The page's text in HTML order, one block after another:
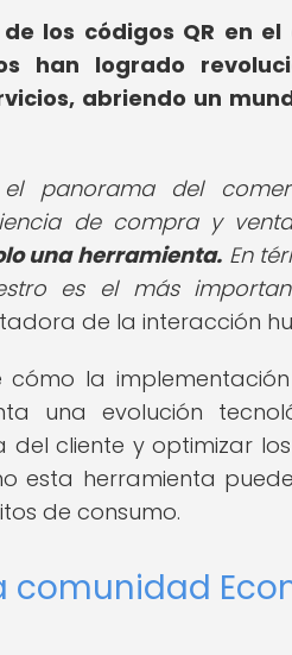
los códigos QR en
han logrado
abriendo un
panorama del
de compra y
una herramienta.En
es el más
de la interacción
la
una evolución
cliente y optimizar los
esta herramienta
de consumo.
comunidad